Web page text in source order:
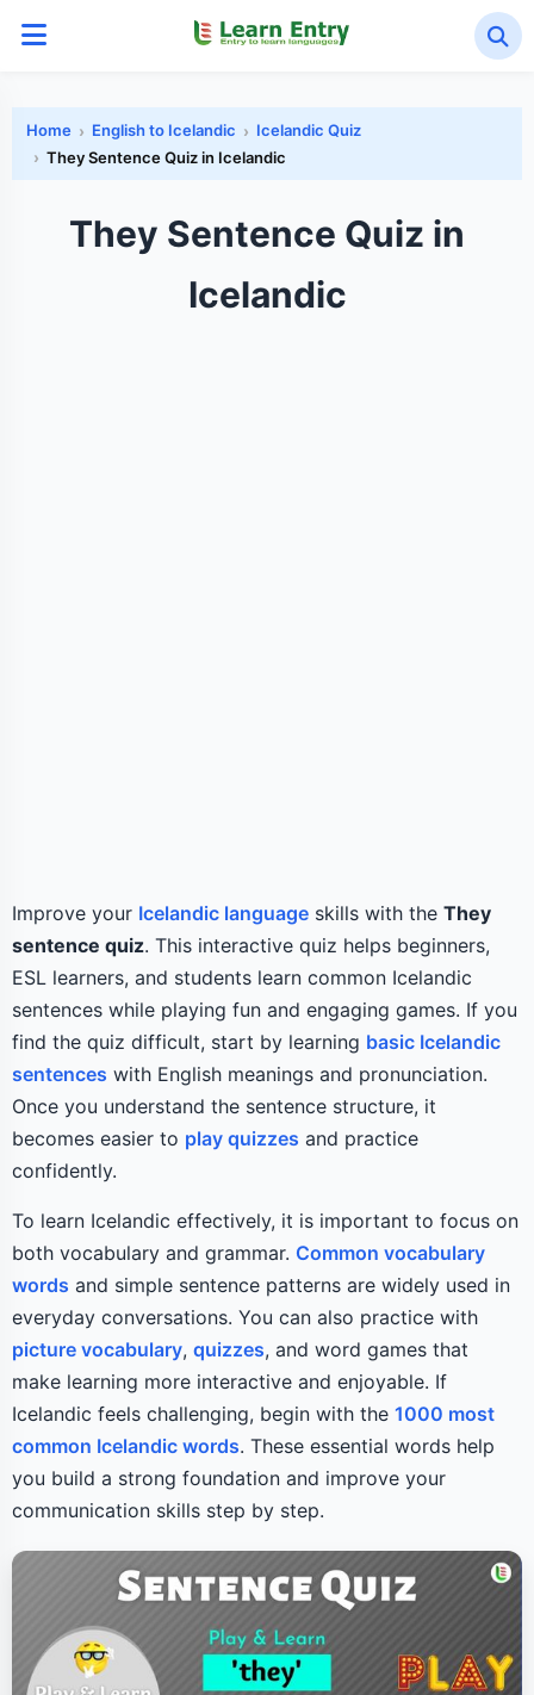
Home English to Icelandic
Icelandic Quiz
They Sentence Quiz in Icelandic
They Sentence Quiz in
Icelandic
Improve your Icelandic language skills with the They
sentence quiz. This interactive quiz helps beginners,
ESL learners, and students learn common Icelandic
sentences while playing fun and engaging games. If you
find the quiz difficult, start by learning basic Icelandic
sentences with English meanings and pronunciation.
Once you understand the sentence structure, it
becomes easier to play quizzes and practice
confidently.
To learn Icelandic effectively, it is important to focus on
both vocabulary and grammar. Common vocabulary
words and simple sentence patterns are widely used in
everyday conversations. You can also practice with
picture vocabulary, quizzes, and word games that
make learning more interactive and enjoyable. If
Icelandic feels challenging, begin with the 1000 most
common Icelandic words. These essential words help
you build a strong foundation and improve your
communication skills step by step.